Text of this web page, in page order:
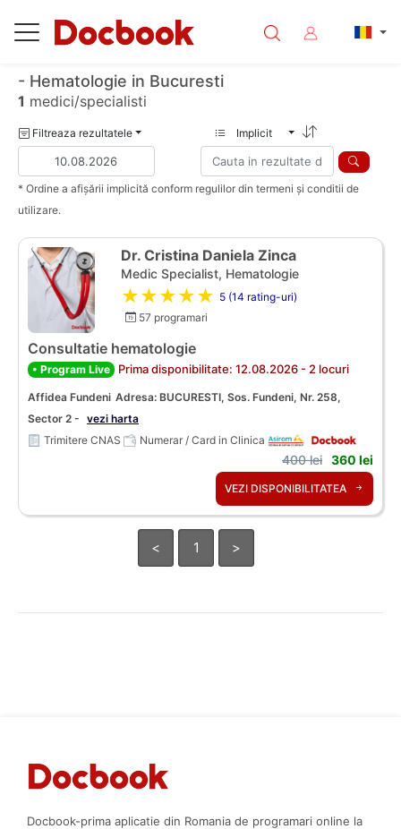
- Hematologie in Bucuresti
1 medici/specialisti
Filtreaza rezultatele Implicit
* Ordine a afișării implicită conform regulilor din termeni și conditii de
utilizare.
Dr. Cristina Daniela Zinca
Medic Specialist, Hematologie
★★★★★ 5 (14 rating-uri)
57 programari
Consultatie hematologie
• Program Live Prima disponibilitate: 12.08.2026 - 2 locuri
Affidea Fundeni Adresa: BUCURESTI, Sos. Fundeni, Nr. 258,
Sector 2 - vezi harta
Trimitere CNAS
Numerar / Card in Clinica
400 lei 360 lei
VEZI DISPONIBILITATEA
< 1 >
Docbook-prima aplicatie din Romania de programari online la